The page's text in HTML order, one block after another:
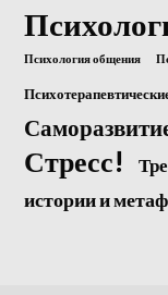
Психология общения
Стресс!
истории и